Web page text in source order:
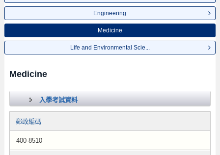
Engineering
Medicine
Life and Environmental Scie...
Medicine
入學考試資料
郵政編碼
400-8510